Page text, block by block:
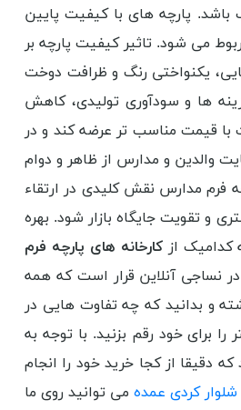
باشد. پارچه های با کیفیت پایین
می شود. تاثیر کیفیت پارچه بر
یکنواختی رنگ و ظرافت دوخت
ها و سودآوری تولیدی، کاهش
با قیمت مناسب تر عرضه کند و در
والدین و مدارس از ظاهر و دوام
فرم مدارس نقش کلیدی در ارتقاء
و تقویت جایگاه بازار شود. بهره
کدامیک ازکارخانه های پارچه فرم
نساجی آنلاین قرار است که همه
و بدانید که چه تفاوت هایی در
برای خود رقم بزنید. با توجه به
دقیقا از کجا خرید خود را انجام
شلوار کردی عمدهمی توانید روی ما